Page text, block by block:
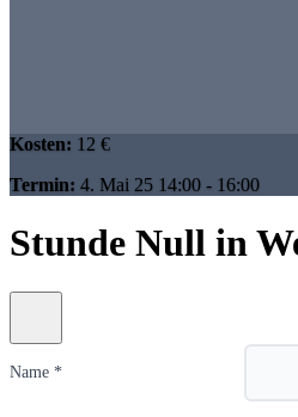
Kosten: 12 €
Termin: 4. Mai 25 14:00 - 16:00
Stunde Null in
Name *